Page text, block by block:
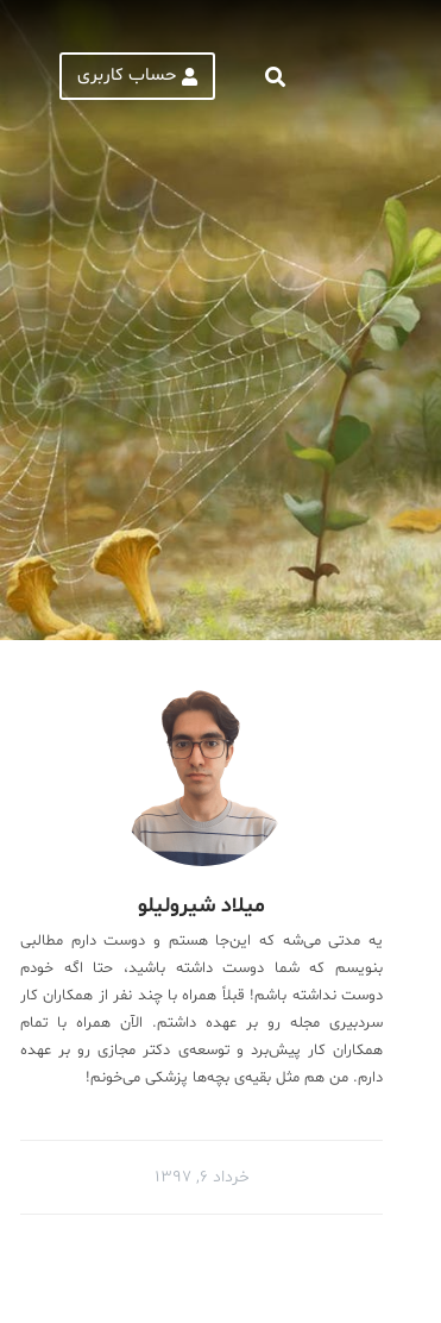
حساب کاربری
میلاد شیرولیلو
یه مدتی می‌شه که این‌جا هستم و دوست دارم مطالبی
بنویسم که شما دوست داشته باشید، حتا اگه خودم
دوست نداشته باشم! قبلاً همراه با چند نفر از همکاران کار
سردبیری مجله رو بر عهده داشتم. الآن همراه با تمام
همکاران کار پیش‌برد و توسعه‌ی دکتر مجازی رو بر عهده
دارم. من هم مثل بقیه‌ی بچه‌ها پزشکی می‌خونم!
خرداد ۶, ۱۳۹۷